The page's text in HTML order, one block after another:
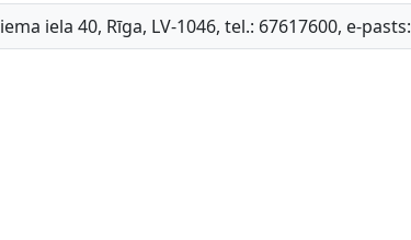
iela 40, Rīga, LV-1046, tel.: 67617600, e-pasts: